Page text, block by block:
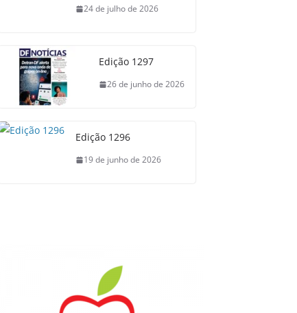
24 de julho de 2026
Edição 1297
26 de junho de 2026
Edição 1296
19 de junho de 2026